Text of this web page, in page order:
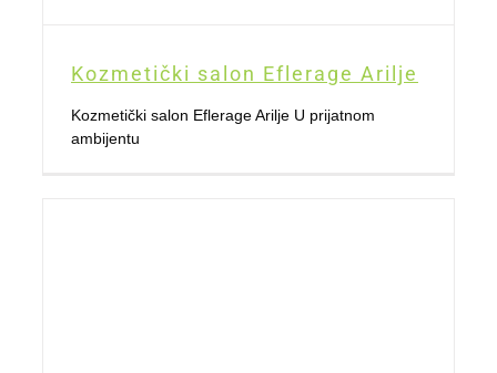
Kozmetički salon Eflerage Arilje
Kozmetički salon Eflerage Arilje U prijatnom
ambijentu